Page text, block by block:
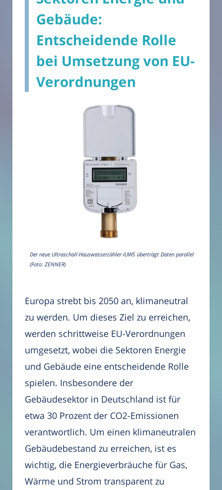
Gebäude:
Entscheidende Rolle
bei Umsetzung von EU-
Verordnungen
Der neue Ultraschall-Hauswasserzähler IUWS überträgt Daten parallel
(Foto: ZENNER)
Europa strebt bis 2050 an, klimaneutral
zu werden. Um dieses Ziel zu erreichen,
werden schrittweise EU-Verordnungen
umgesetzt, wobei die Sektoren Energie
und Gebäude eine entscheidende Rolle
spielen. Insbesondere der
Gebäudesektor in Deutschland ist für
etwa 30 Prozent der CO2-Emissionen
verantwortlich. Um einen klimaneutralen
Gebäudebestand zu erreichen, ist es
wichtig, die Energieverbräuche für Gas,
Wärme und Strom transparent zu